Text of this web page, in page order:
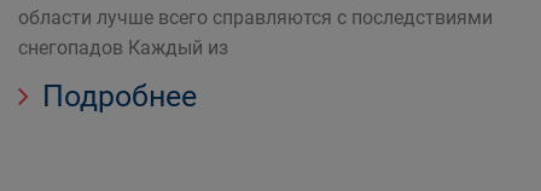
области лучше всего справляются с последствиями
снегопадов Каждый из
Подробнее